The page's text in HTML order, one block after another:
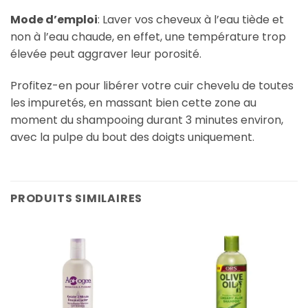
Mode d’emploi: Laver vos cheveux à l’eau tiède et
non à l’eau chaude, en effet, une température trop
élevée peut aggraver leur porosité.
Profitez-en pour libérer votre cuir chevelu de toutes
les impuretés, en massant bien cette zone au
moment du shampooing durant 3 minutes environ,
avec la pulpe du bout des doigts uniquement.
PRODUITS SIMILAIRES